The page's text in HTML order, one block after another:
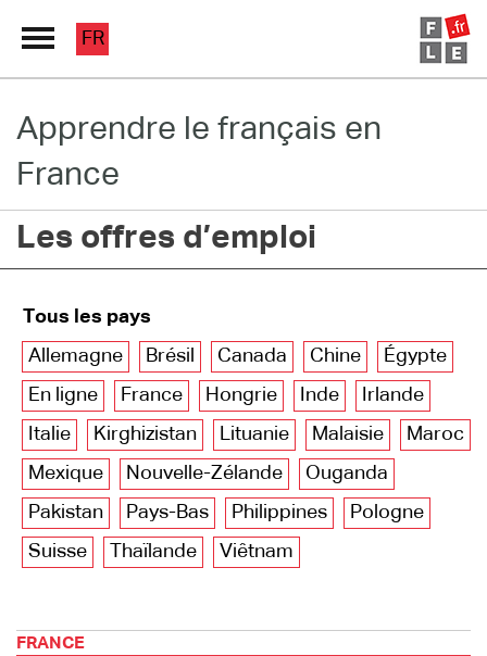
Grand Répertoire
Immersion France
Le français en ligne
FR
Apprendre le français en
France
Les offres d’emploi
Tous les pays
Allemagne
Brésil Canada Chine
Égypte
En ligne
France Hongrie Inde
Irlande
Italie
Kirghizistan Lituanie Malaisie
Maroc
Mexique
Nouvelle-Zélande
Ouganda
Pakistan
Pays-Bas Philippines
Pologne
Suisse
Thaïlande Viêtnam
FRANCE